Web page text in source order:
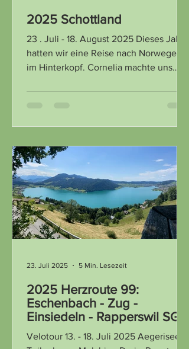
2025 Schottland
23 . Juli - 18. August 2025 Dieses Jahr
hatten wir eine Reise nach Norwegen
im Hinterkopf. Cornelia machte uns
2025 Herzroute 99:
Eschenbach - Zug -
Einsiedeln - Rapperswil SG -
Lichtensteig - Altstetten -
Romanshorn
Velotour 13. - 18. Juli 2025 Aegerisee
23. Juli 2025 5 Min. Lesezeit